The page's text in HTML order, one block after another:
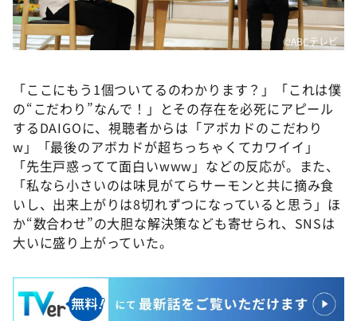
©️ABCテレビ
「ここにもう1個ついてるのわかります？」「これは僕
の“こだわり”なんで！」とその存在を必死にアピール
するDAIGOに、視聴者からは「アボカドのこだわり
w」「最後のアボカドが超ちっちゃくてカワイイ」
「先生戸惑ってて面白いwww」などの反応が。また、
「私なら小さいのは味見がてらサーモンと共に摘み食
いし、出来上がりは8切れずつになっていると思う」ほ
か“数合わせ”の大胆な解決策なども寄せられ、SNSは
大いに盛り上がっていた。